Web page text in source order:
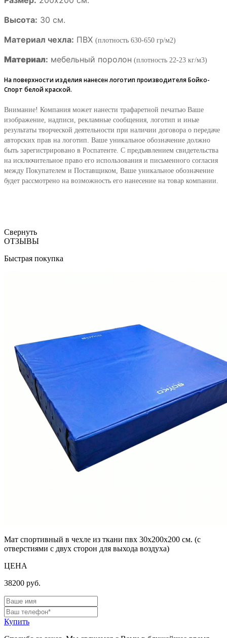
Высота: 30 см.
Материал чехла: ПВХ (плотность 630-650 гр/м2)
Материал: мебельный поролон (плотность 22-23 кг/м3)
На поверхности изделия нанесен логотип производителя Бойко-
Спорт белой краской.
Внимание! Компания может нанести трафаретной печатью Ваше
изображение, надписи, рекламные сообщения, логотип и иные
результаты творческой деятельности при наличии договора о передаче
авторских прав на логотип. Ваше уникальное обозначение должно
быть зарегистрировано в Роспатенте. С предъявлением свидетельства
на исключительное право его использования и письменного согласия
между Покупателем и Поставщиком, Ваше уникальное обозначение
будет рассмотрено на возможность его нанесение на товар компании.
Свернуть
ОТЗЫВЫ
Быстрая покупка
Мат спортивный в чехле из ткани пвх 30х200х200 см. (с
отверстиями с двух сторон для выхода воздуха)
ЦЕНА
38200 руб.
Купить